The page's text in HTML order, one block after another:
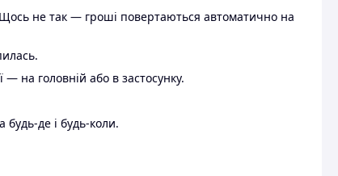
не так — гроші повертаються автоматично на
на головній або в застосунку.
де і будь-коли.